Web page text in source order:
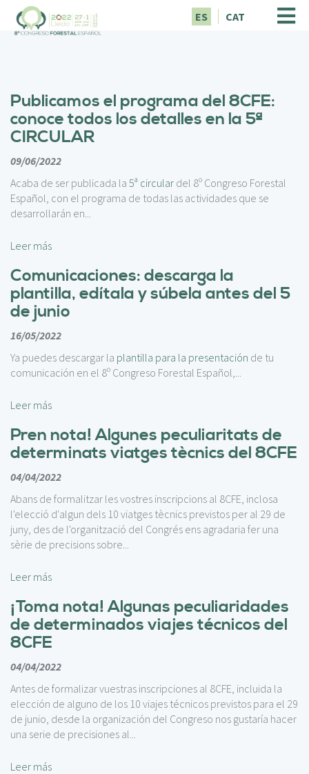
ES CAT
Publicamos el programa del 8CFE:
conoce todos los detalles en la 5ª
CIRCULAR
09/06/2022
Acaba de ser publicada la 5ª circular del 8º Congreso Forestal
Español, con el programa de todas las actividades que se
desarrollarán en...
Leer más
Comunicaciones: descarga la
plantilla, edítala y súbela antes del 5
de junio
16/05/2022
Ya puedes descargar la plantilla para la presentación de tu
comunicación en el 8º Congreso Forestal Español,...
Leer más
Pren nota! Algunes peculiaritats de
determinats viatges tècnics del 8CFE
04/04/2022
Abans de formalitzar les vostres inscripcions al 8CFE, inclosa
l'elecció d'algun dels 10 viatges tècnics previstos per al 29 de
juny, des de l'organització del Congrés ens agradaria fer una
sèrie de precisions sobre...
Leer más
¡Toma nota! Algunas peculiaridades
de determinados viajes técnicos del
8CFE
04/04/2022
Antes de formalizar vuestras inscripciones al 8CFE, incluida la
elección de alguno de los 10 viajes técnicos previstos para el 29
de junio, desde la organización del Congreso nos gustaría hacer
una serie de precisiones al...
Leer más